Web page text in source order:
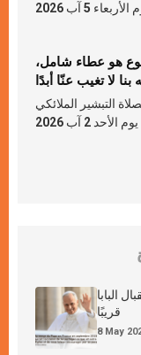
5 آب 2026
هو عطاء شامل،
بنا لا تغيب عنّا أبدًا
التبشير الملائكي
يوم الأحد 2 آب 2026
البابا
قريبًا
8 May